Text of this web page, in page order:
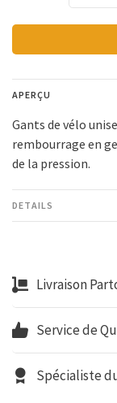
APERÇU
Gants de vélo
rembourrage en
de la pression.
DETAILS
Livraison
Service de
Spécialiste